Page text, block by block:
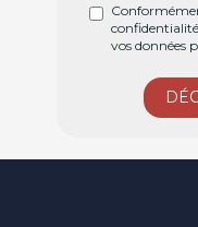
vos données